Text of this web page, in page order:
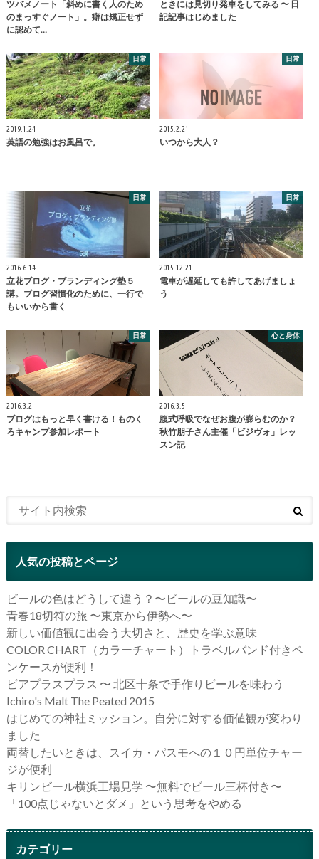
ツバメノート「斜めに書く人のため
のまっすぐノート」。癖は矯正せず
に認めて…
ときには見切り発車をしてみる 〜 日
記記事はじめました
日常
2019.1.24
英語の勉強はお風呂で。
日常
2015.2.21
いつから大人？
日常
2016.6.14
立花ブログ・ブランディング塾５
講。ブログ習慣化のために、一行で
もいいから書く
日常
2015.12.21
電車が遅延しても許してあげましょ
う
日常
2016.3.2
ブログはもっと早く書ける！ものく
ろキャンプ参加レポート
心と身体
2016.3.5
腹式呼吸でなぜお腹が膨らむのか？
秋竹朋子さん主催「ビジヴォ」レッ
スン記
人気の投稿とページ
ビールの色はどうして違う？〜ビールの豆知識〜
青春18切符の旅 〜東京から伊勢へ〜
新しい価値観に出会う大切さと、歴史を学ぶ意味
COLOR CHART（カラーチャート）トラベルバンド付きペ
ンケースが便利！
ビアプラスプラス 〜 北区十条で手作りビールを味わう
Ichiro's Malt The Peated 2015
はじめての神社ミッション。自分に対する価値観が変わり
ました
両替したいときは、スイカ・パスモへの１０円単位チャー
ジが便利
キリンビール横浜工場見学 〜無料でビール三杯付き〜
「100点じゃないとダメ」という思考をやめる
カテゴリー